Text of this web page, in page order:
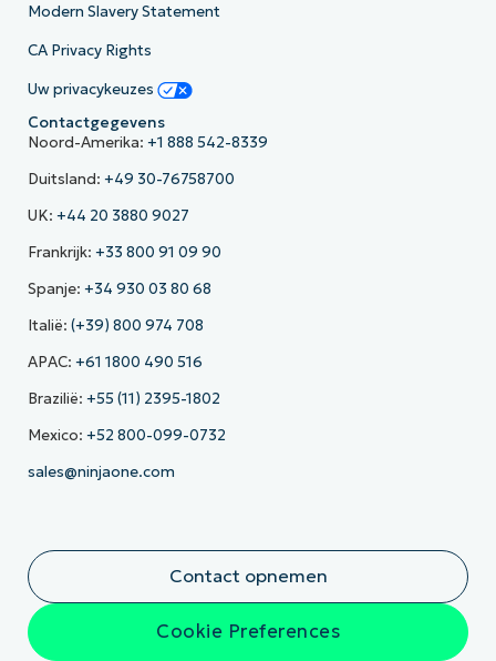
Modern Slavery Statement
CA Privacy Rights
Uw privacykeuzes
Contactgegevens
Noord-Amerika: +1 888 542-8339
Duitsland: +49 30-76758700
UK: +44 20 3880 9027
Frankrijk: +33 800 91 09 90
Spanje: +34 930 03 80 68
Italië: (+39) 800 974 708
APAC: +61 1800 490 516
Brazilië: +55 (11) 2395-1802
Mexico: +52 800-099-0732
sales@ninjaone.com
Contact opnemen
Cookie Preferences